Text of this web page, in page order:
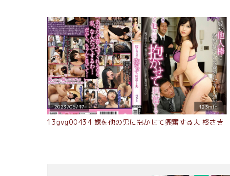
2023/06/17 123min.
13gvg00434 嫁を他の男に抱かせて興奮する夫 柊さき